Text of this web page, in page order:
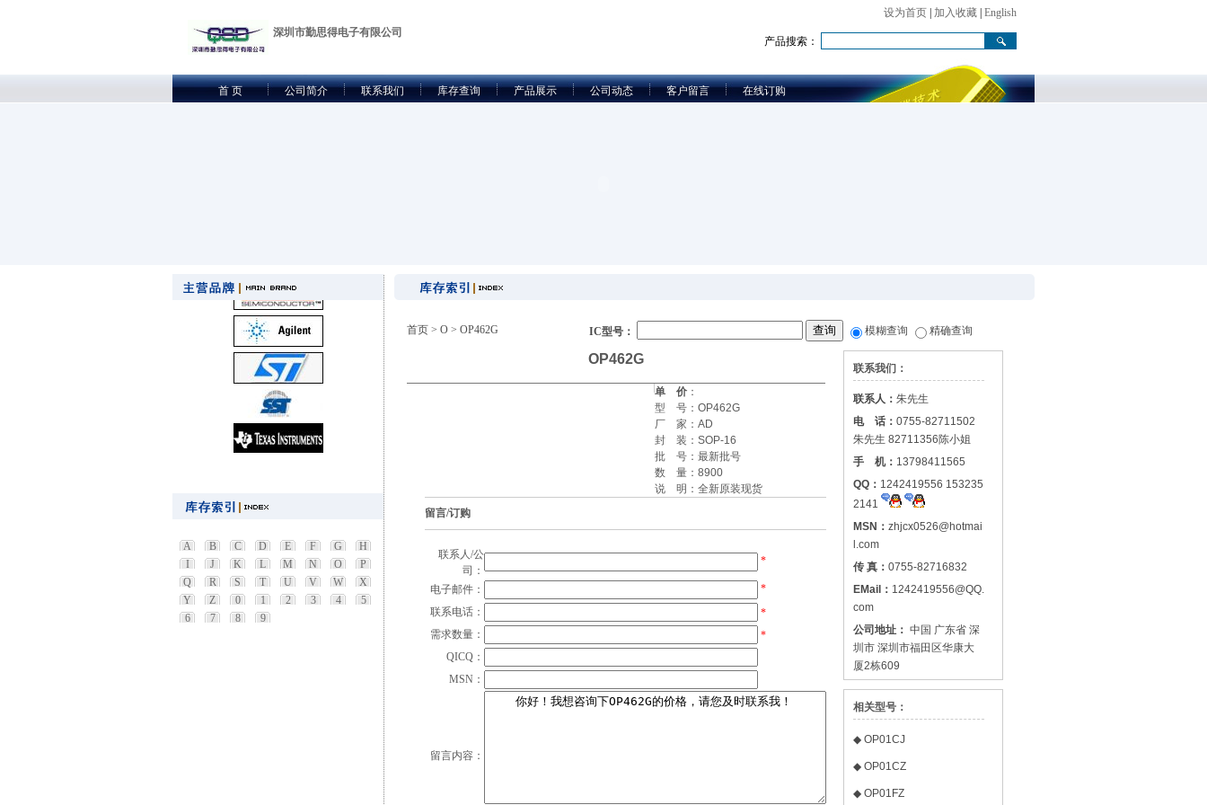
深圳市勤思得电子有限公司
设为首页 加入收藏 English
产品搜索：
首 页 公司简介 联系我们 库存查询 产品展示 公司动态 客户留言 在线订购
A B C D E F G
H
I
J K L M N O
P
Q
R S T U V W
X
Y
Z 0 1 2 3 4
5
6
7 8 9
首页 > O > OP462G IC型号： 模糊查询 精确查询
OP462G
单 价 ：
型 号： OP462G
厂 家： AD
封 装： SOP-16
批 号： 最新批号
数 量： 8900
说 明：全新原装现货
留言/订购
联系人/公
司：
*
电子邮件：
*
联系电话：
*
需求数量：
*
QICQ：
MSN：
留言内容：
联系我们：
联系人： 朱先生
电 话： 0755-82711502
朱先生 82711356陈小姐
手 机： 13798411565
QQ： 1242419556 153235
2141
MSN： zhjcx0526@hotmai
l.com
传 真： 0755-82716832
EMail： 1242419556@QQ.
com
公司地址： 中国 广东省 深
圳市 深圳市福田区华康大
厦2栋609
相关型号：
◆ OP01CJ
◆ OP01CZ
◆ OP01FZ